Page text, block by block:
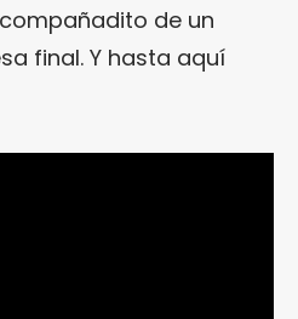
de un
final. Y hasta aquí